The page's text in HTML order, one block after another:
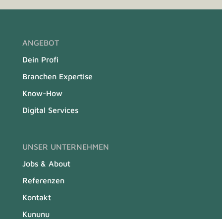
ANGEBOT
Dein Profi
Branchen Expertise
Know-How
Digital Services
UNSER UNTERNEHMEN
Jobs & About
Referenzen
Kontakt
Kununu